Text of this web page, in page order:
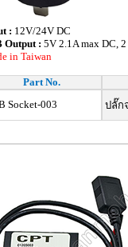
: 12V/24V DC
Output : 5V 2.1A max DC,
in Taiwan
Part No.
Socket-003
ปลั๊ก